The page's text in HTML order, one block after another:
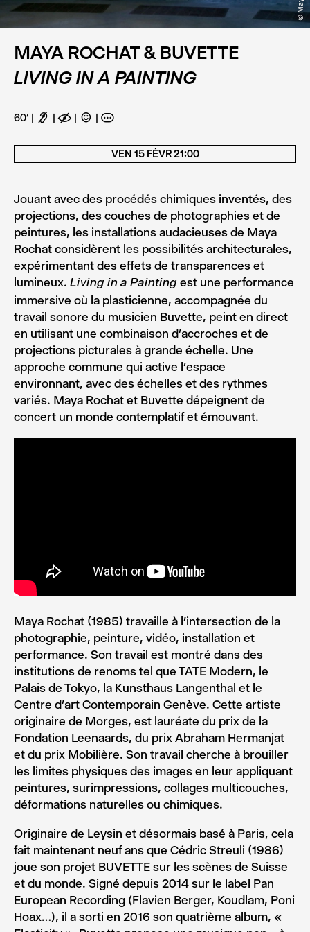
MAYA ROCHAT & BUVETTE
LIVING IN A PAINTING
60’ F E C A
Jouant avec des procédés chimiques inventés, des
projections, des couches de photographies et de
peintures, les installations audacieuses de Maya
Rochat considèrent les possibilités architecturales,
expérimentant des effets de transparences et
lumineux. Living in a Painting est une performance
immersive où la plasticienne, accompagnée du
travail sonore du musicien Buvette, peint en direct
en utilisant une combinaison d’accroches et de
projections picturales à grande échelle. Une
approche commune qui active l’espace
environnant, avec des échelles et des rythmes
variés. Maya Rochat et Buvette dépeignent de
concert un monde contemplatif et émouvant.
Maya Rochat (1985) travaille à l’intersection de la
photographie, peinture, vidéo, installation et
performance. Son travail est montré dans des
institutions de renoms tel que TATE Modern, le
Palais de Tokyo, la Kunsthaus Langenthal et le
Centre d’art Contemporain Genève. Cette artiste
originaire de Morges, est lauréate du prix de la
Fondation Leenaards, du prix Abraham Hermanjat
et du prix Mobilière. Son travail cherche à brouiller
les limites physiques des images en leur appliquant
peintures, surimpressions, collages multicouches,
déformations naturelles ou chimiques.
Originaire de Leysin et désormais basé à Paris, cela
fait maintenant neuf ans que Cédric Streuli (1986)
joue son projet BUVETTE sur les scènes de Suisse
et du monde. Signé depuis 2014 sur le label Pan
European Recording (Flavien Berger, Koudlam, Poni
Hoax…), il a sorti en 2016 son quatrième album, «
VEN 15 FÉVR 21:00